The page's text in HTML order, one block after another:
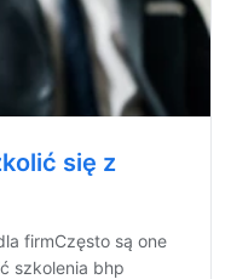
się z
firmCzęsto są one
szkolenia bhp